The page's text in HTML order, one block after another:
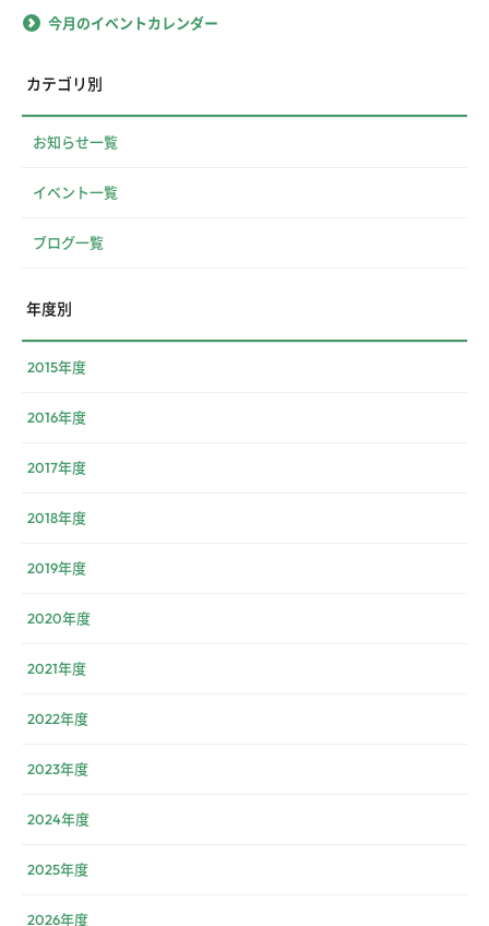
今月のイベントカレンダー
カテゴリ別
お知らせ一覧
イベント一覧
ブログ一覧
年度別
2015年度
2016年度
2017年度
2018年度
2019年度
2020年度
2021年度
2022年度
2023年度
2024年度
2025年度
2026年度